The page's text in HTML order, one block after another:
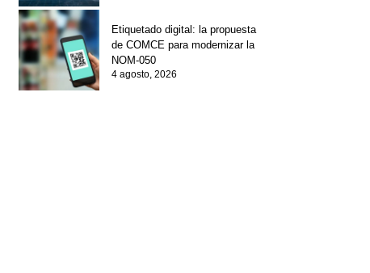
Etiquetado digital: la propuesta
de COMCE para modernizar la
NOM-050
4 agosto, 2026